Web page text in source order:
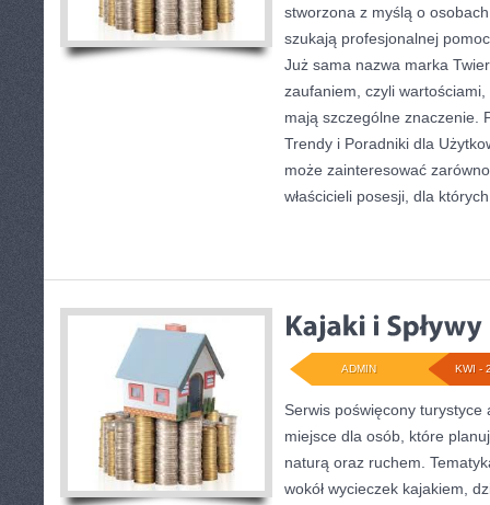
stworzona z myślą o
szukają profesjonalnej
Już sama nazwa marka
zaufaniem, czyli
mają szczególne znaczenie.
Trendy i Poradniki dla
może zainteresować
właścicieli posesji, dla
KWI -
ADMIN
Serwis poświęcony turystyce
miejsce dla osób, które
naturą oraz ruchem.
wokół wycieczek kajakiem,